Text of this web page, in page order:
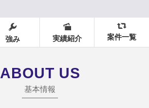
強み 実績紹介 案件一覧
ABOUT US
基本情報